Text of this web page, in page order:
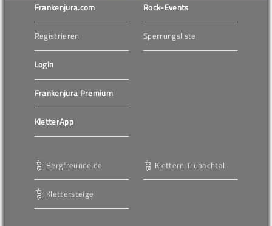
Frankenjura.com
Registrieren
Login
Frankenjura Premium
KletterApp
Rock-Events
Sperrungsliste
Bergfreunde.de
Klettersteige
Klettern Trubachtal